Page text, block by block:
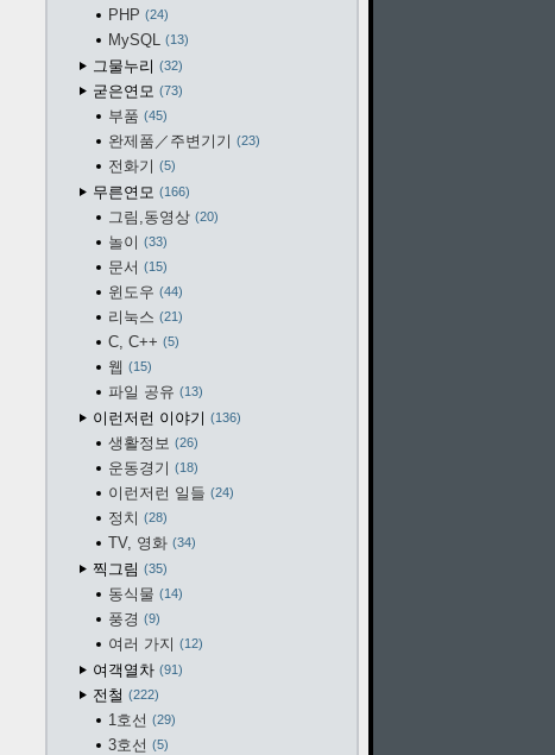
PHP 24
MySQL 13
그물누리 32
굳은연모 73
부품 45
완제품／주변기기 23
전화기 5
무른연모 166
그림,동영상 20
놀이 33
문서 15
윈도우 44
리눅스 21
C, C++ 5
웹 15
파일 공유 13
이런저런 이야기 136
생활정보 26
운동경기 18
이런저런 일들 24
정치 28
TV, 영화 34
찍그림 35
동식물 14
풍경 9
여러 가지 12
여객열차 91
전철 222
1호선 29
3호선 5